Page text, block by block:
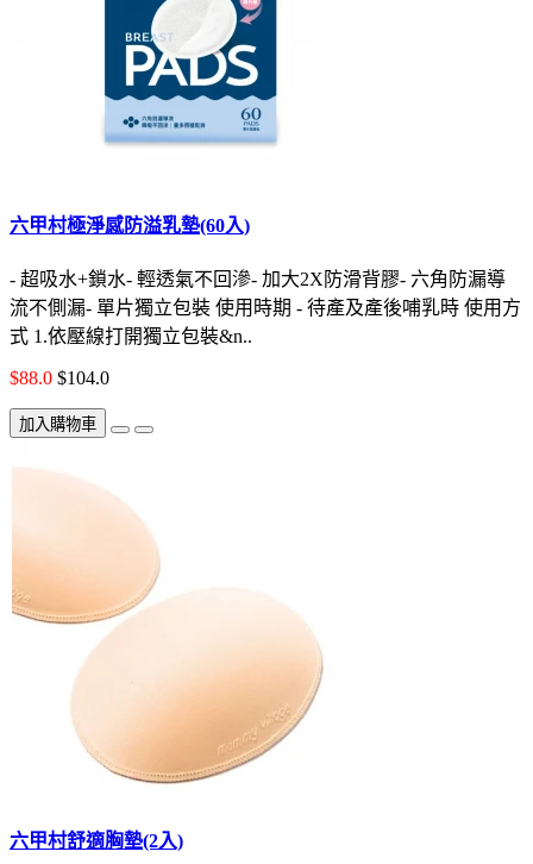
六甲村極淨感防溢乳墊(60入)
- 超吸水+鎖水- 輕透氣不回滲- 加大2X防滑背膠- 六角防漏導
流不側漏- 單片獨立包裝 使用時期 - 待產及產後哺乳時 使用方
式 1.依壓線打開獨立包裝&n..
$88.0 $104.0
加入購物車
六甲村舒適胸墊(2入)